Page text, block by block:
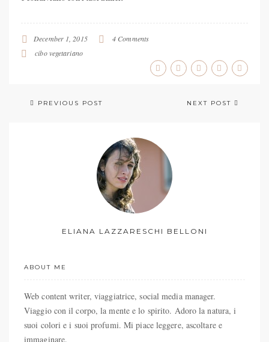
December 1, 2015
4 Comments
cibo vegetariano
PREVIOUS POST NEXT POST
ELIANA LAZZARESCHI BELLONI
ABOUT ME
Web content writer, viaggiatrice, social media manager.
Viaggio con il corpo, la mente e lo spirito. Adoro la natura, i
suoi colori e i suoi profumi. Mi piace leggere, ascoltare e
immaginare.